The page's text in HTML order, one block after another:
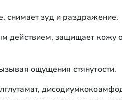
снимает зуд и раздражение.
действием, защищает кожу
ощущения стянутости.